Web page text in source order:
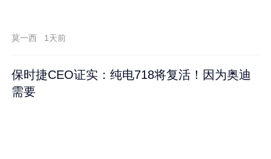
莫一西 1天前
保时捷CEO证实：纯电718将复活！因为奥迪
需要